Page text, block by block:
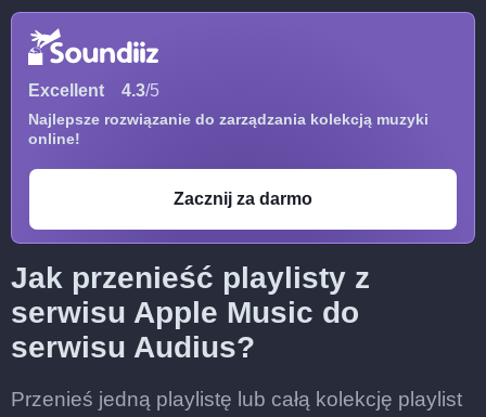
Excellent 4.3/5
Najlepsze rozwiązanie do zarządzania kolekcją muzyki
online!
Zacznij za darmo
Jak przenieść playlisty z
serwisu Apple Music do
serwisu Audius?
Przenieś jedną playlistę lub całą kolekcję playlist